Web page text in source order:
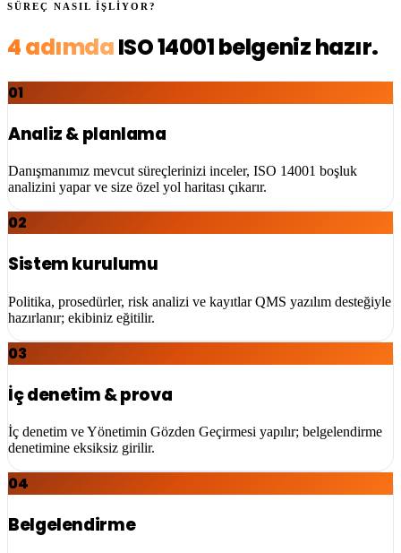
SÜREÇ NASIL İŞLİYOR?
4 adımdaISO 14001belgeniz hazır.
01
Analiz & planlama
Danışmanımız mevcut süreçlerinizi inceler, ISO 14001 boşluk
analizini yapar ve size özel yol haritası çıkarır.
02
Sistem kurulumu
Politika, prosedürler, risk analizi ve kayıtlar QMS yazılım desteğiyle
hazırlanır; ekibiniz eğitilir.
03
İç denetim & prova
İç denetim ve Yönetimin Gözden Geçirmesi yapılır; belgelendirme
denetimine eksiksiz girilir.
04
Belgelendirme